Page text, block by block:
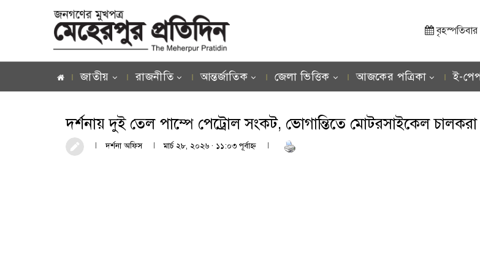
বৃহস্পতিবার
জাতীয় রাজনীতি আন্তর্জাতিক জেলা ভিত্তিক আজকের পত্রিকা ই-
দর্শনায় দুই তেল পাম্পে পেট্রোল সংকট, ভোগান্তিতে মোটরসাইকেল চালকরা
দর্শনা অফিস মার্চ ২৮, ২০২৬ · ১১:০৩ পূর্বাহ্ণ